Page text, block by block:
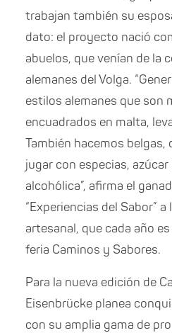
trabajan también su
dato: el proyecto nació
abuelos, que venían de la
alemanes del Volga.
estilos alemanes que son
encuadrados en malta,
También hacemos belgas,
jugar con especias,
alcohólica”, afirma el
“Experiencias del Sabor”
artesanal, que cada año
feria Caminos y Sabores.
Para la nueva edición de
Eisenbrücke planea
con su amplia gama de